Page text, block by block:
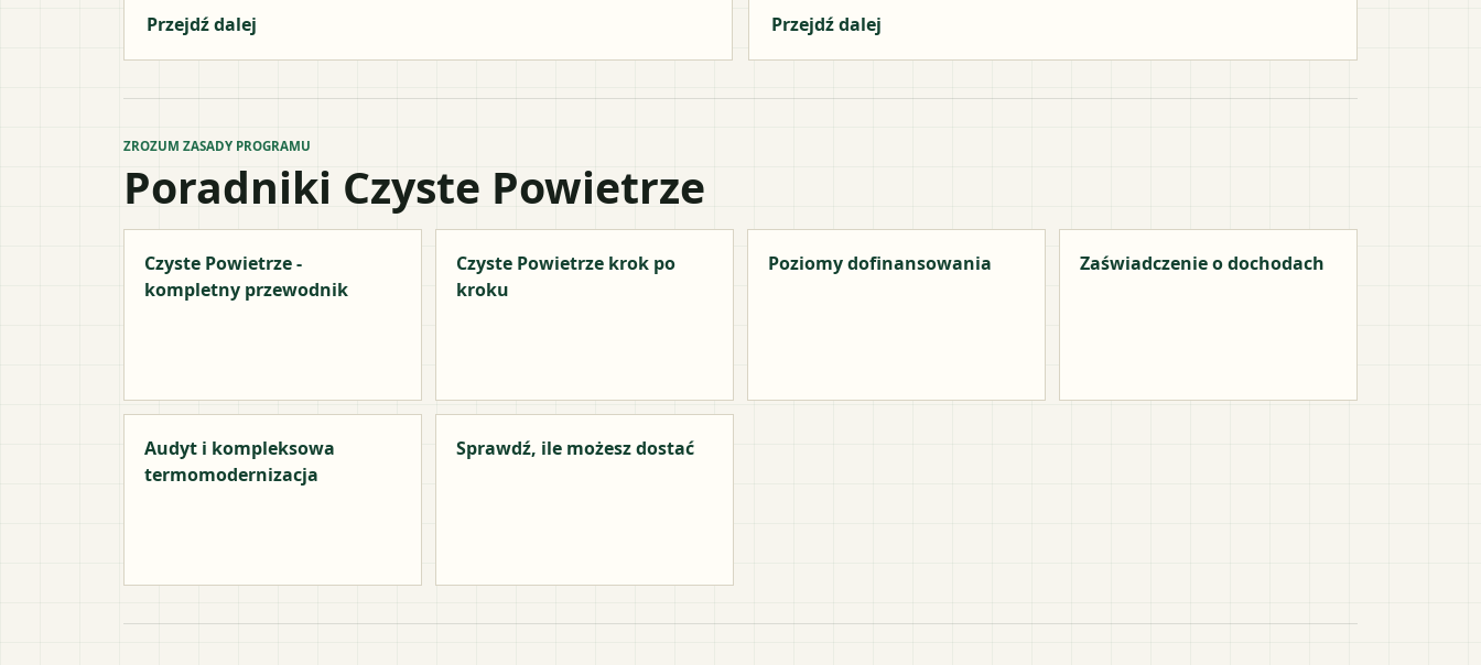
Przejdź dalej Przejdź dalej
ZROZUM ZASADY PROGRAMU
Poradniki Czyste Powietrze
Czyste Powietrze -
kompletny przewodnik
Czyste Powietrze krok po
kroku
Poziomy dofinansowania Zaświadczenie o dochodach
Audyt i kompleksowa
termomodernizacja
Sprawdź, ile możesz dostać